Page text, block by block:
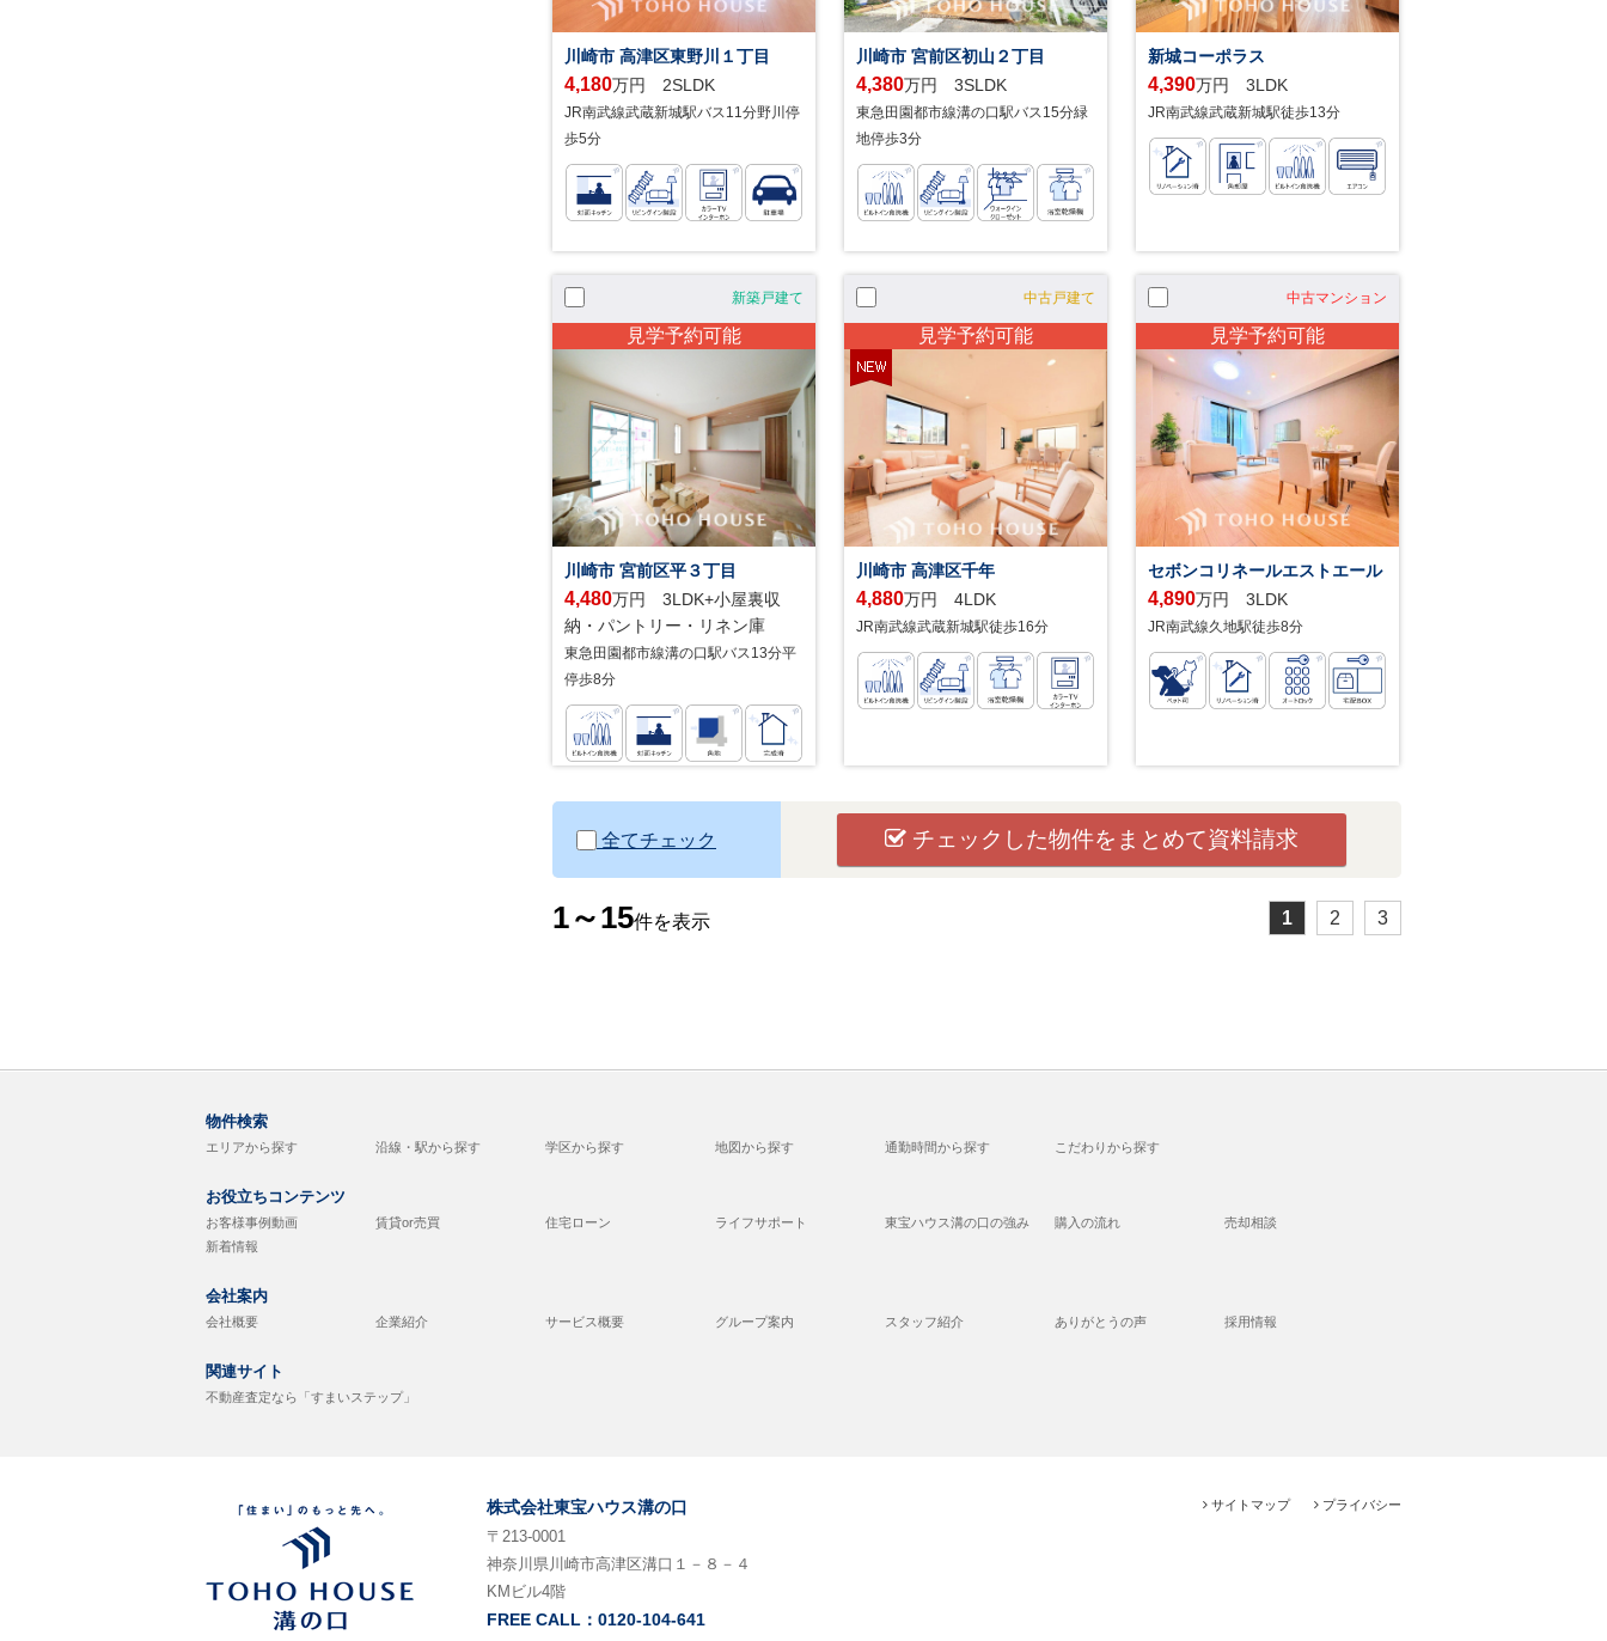
川崎市 高津区東野川１丁目
4,180万円 2SLDK
JR南武線武蔵新城駅バス11分野川停
歩5分
川崎市 宮前区初山２丁目
4,380万円 3SLDK
東急田園都市線溝の口駅バス15分緑
地停歩3分
新城コーポラス
4,390万円 3LDK
JR南武線武蔵新城駅徒歩13分
新築戸建て
見学予約可能
川崎市 宮前区平３丁目
4,480万円 3LDK+小屋裏収
納・パントリー・リネン庫
東急田園都市線溝の口駅バス13分平
停歩8分
中古戸建て
見学予約可能
川崎市 高津区千年
4,880万円 4LDK
JR南武線武蔵新城駅徒歩16分
中古マンション
見学予約可能
セボンコリネールエストエール
4,890万円 3LDK
JR南武線久地駅徒歩8分
全てチェック チェックした物件をまとめて資料請求
1～15件を表示 1 2 3
物件検索
エリアから探す 沿線・駅から探す 学区から探す 地図から探す 通勤時間から探す こだわりから探す
お役立ちコンテンツ
お客様事例動画 賃貸or売買 住宅ローン ライフサポート 東宝ハウス溝の口の強み 購入の流れ
売却相談
新着情報
会社案内
会社概要 企業紹介 サービス概要 グループ案内 スタッフ紹介 ありがとうの声 採用情報
関連サイト
不動産査定なら「すまいステップ」
株式会社東宝ハウス溝の口
〒213-0001
神奈川県川崎市高津区溝口１－８－４
KMビル4階
FREE CALL：0120-104-641
サイトマップ プライバシー